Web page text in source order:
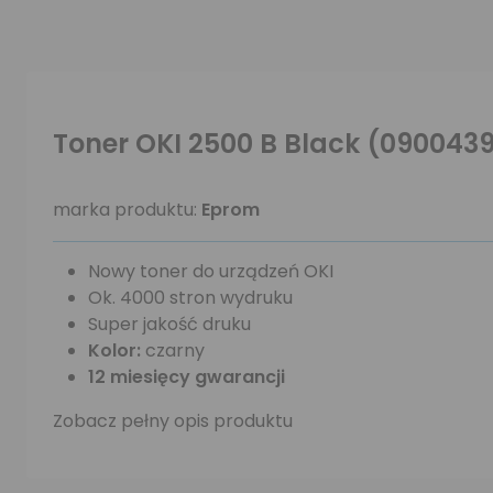
Toner OKI 2500 B Black
marka produktu: Eprom
Nowy toner do urządzeń OKI
Ok. 4000 stron wydruku
Super jakość druku
Kolor: czarny
12 miesięcy gwarancji
Zobacz pełny opis produktu